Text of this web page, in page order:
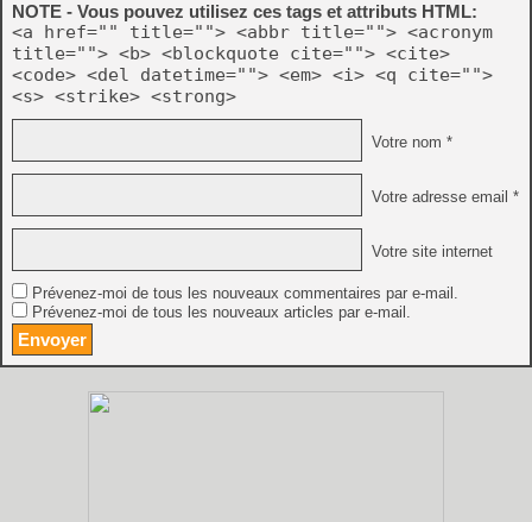
NOTE - Vous pouvez utilisez ces tags et attributs HTML:
<a href="" title=""> <abbr title=""> <acronym
title=""> <b> <blockquote cite=""> <cite>
<code> <del datetime=""> <em> <i> <q cite="">
<s> <strike> <strong>
Votre nom *
Votre adresse email *
Votre site internet
Prévenez-moi de tous les nouveaux commentaires par e-mail.
Prévenez-moi de tous les nouveaux articles par e-mail.